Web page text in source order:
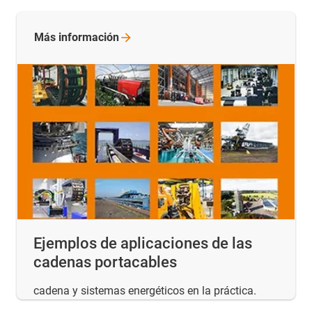
Ejemplos de aplicaciones de las
cadenas portacables
cadena y sistemas energéticos en la práctica.
Más información